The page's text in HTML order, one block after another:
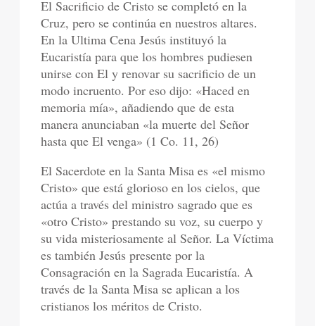
El Sacrificio de Cristo se completó en la
Cruz, pero se continúa en nuestros altares.
En la Ultima Cena Jesús instituyó la
Eucaristía para que los hombres pudiesen
unirse con El y renovar su sacrificio de un
modo incruento. Por eso dijo: «Haced en
memoria mía», añadiendo que de esta
manera anunciaban «la muerte del Señor
hasta que El venga» (1 Co. 11, 26)
El Sacerdote en la Santa Misa es «el mismo
Cristo» que está glorioso en los cielos, que
actúa a través del ministro sagrado que es
«otro Cristo» prestando su voz, su cuerpo y
su vida misteriosamente al Señor. La Víctima
es también Jesús presente por la
Consagración en la Sagrada Eucaristía. A
través de la Santa Misa se aplican a los
cristianos los méritos de Cristo.